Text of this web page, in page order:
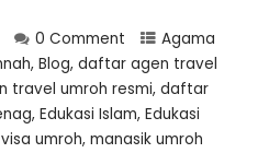
0 Comment
Agama
, Blog, daftar agen travel
travel umroh resmi, daftar
, Edukasi Islam, Edukasi
umroh, manasik umroh